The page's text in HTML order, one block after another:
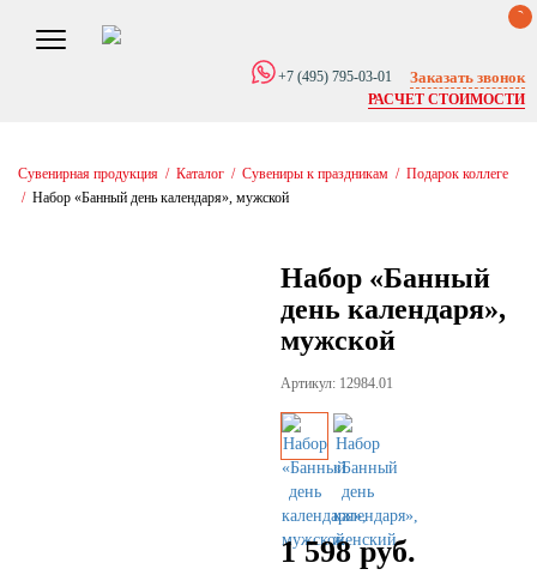
0
+7 (495) 795-03-01 Заказать звонок
РАСЧЕТ СТОИМОСТИ
Сувенирная продукция / Каталог / Сувениры к праздникам / Подарок коллеге
/ Набор «Банный день календаря», мужской
Набор «Банный
день календаря»,
мужской
Артикул: 12984.01
1 598 руб.